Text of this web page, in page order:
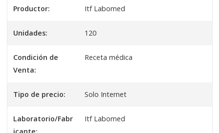
Productor: Itf Labomed
Unidades: 120
Condición de
Venta:
Receta médica
Tipo de precio: Solo Internet
Laboratorio/Fabr
Itf Labomed